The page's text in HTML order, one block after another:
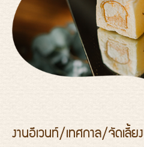
งานอีเวนท์/เทศกาล/จัดเลี้